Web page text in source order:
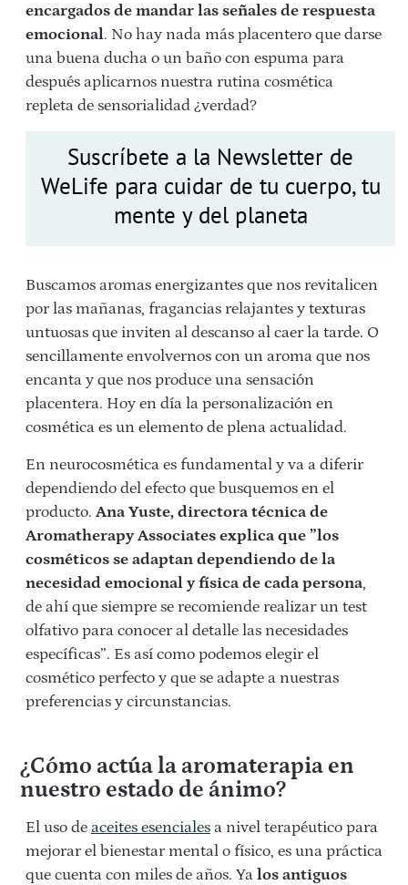
encargados de mandar las señales de respuesta
emocional. No hay nada más placentero que darse
una buena ducha o un baño con espuma para
después aplicarnos nuestra rutina cosmética
repleta de sensorialidad ¿verdad?
Suscríbete a la Newsletter de
WeLife para cuidar de tu cuerpo, tu
mente y del planeta
Buscamos aromas energizantes que nos revitalicen
por las mañanas, fragancias relajantes y texturas
untuosas que inviten al descanso al caer la tarde. O
sencillamente envolvernos con un aroma que nos
encanta y que nos produce una sensación
placentera. Hoy en día la personalización en
cosmética es un elemento de plena actualidad.
En neurocosmética es fundamental y va a diferir
dependiendo del efecto que busquemos en el
producto. Ana Yuste, directora técnica de
Aromatherapy Associates explica que ”los
cosméticos se adaptan dependiendo de la
necesidad emocional y física de cada persona,
de ahí que siempre se recomiende realizar un test
olfativo para conocer al detalle las necesidades
específicas”. Es así como podemos elegir el
cosmético perfecto y que se adapte a nuestras
preferencias y circunstancias.
¿Cómo actúa la aromaterapia en
nuestro estado de ánimo?
El uso de aceites esenciales a nivel terapéutico para
mejorar el bienestar mental o físico, es una práctica
que cuenta con miles de años. Ya los antiguos